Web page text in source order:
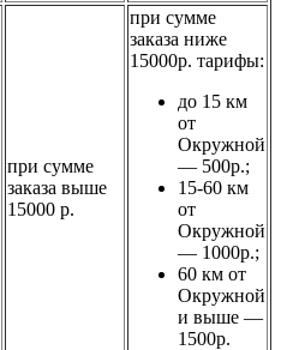
при сумме
заказа выше
15000 р.
при сумме
заказа ниже
15000р. тарифы:
до 15 км
от
Окружной
— 500р.;
15-60 км
от
Окружной
— 1000р.;
60 км от
Окружной
и выше —
1500р.